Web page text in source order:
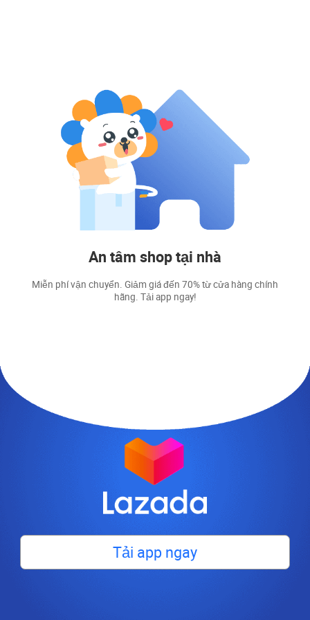
An tâm shop tại nhà
Miễn phí vận chuyển. Giảm giá đến 70% từ cửa hàng chính
hãng. Tải app ngay!
Tải app ngay